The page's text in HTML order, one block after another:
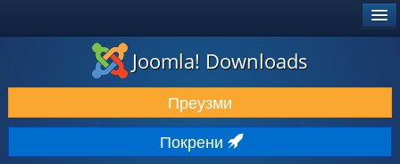
ПРЕУЗИМАЊЕ И ПРОШИРЕЊА (ЕКСТЕНЗИЈЕ)
ОТКРИЈТЕ И НАУЧИТЕ
ЗАЈЕДНИЦА И ПОДРШКА
Joomla! Downloads
Преузми
Покрени